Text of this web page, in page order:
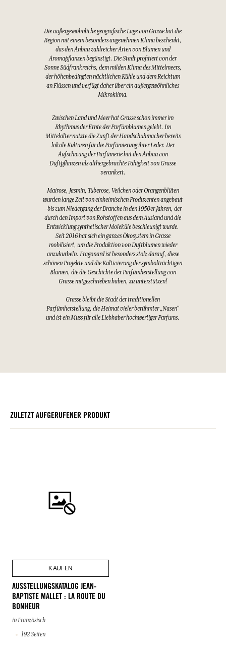
Die außergewöhnliche geografische Lage von Grasse hat die
Region mit einem besonders angenehmen Klima beschenkt,
das den Anbau zahlreicher Arten von Blumen und
Aromapflanzen begünstigt. Die Stadt profitiert von der
Sonne Südfrankreichs, dem milden Klima des Mittelmeers,
der höhenbedingten nächtlichen Kühle und dem Reichtum
an Flüssen und verfügt daher über ein außergewöhnliches
Mikroklima.
Zwischen Land und Meer hat Grasse schon immer im
Rhythmus der Ernte der Parfümblumen gelebt. Im
Mittelalter nutzte die Zunft der Handschuhmacher bereits
lokale Kulturen für die Parfümierung ihrer Leder. Der
Aufschwung der Parfümerie hat den Anbau von
Duftpflanzen als althergebrachte Fähigkeit von Grasse
verankert.
Mairose, Jasmin, Tuberose, Veilchen oder Orangenblüten
wurden lange Zeit von einheimischen Produzenten angebaut
– bis zum Niedergang der Branche in den 1950er Jahren, der
durch den Import von Rohstoffen aus dem Ausland und die
Entwicklung synthetischer Moleküle beschleunigt wurde.
Seit 2016 hat sich ein ganzes Ökosystem in Grasse
mobilisiert, um die Produktion von Duftblumen wieder
anzukurbeln. Fragonard ist besonders stolz darauf, diese
schönen Projekte und die Kultivierung der symbolträchtigen
Blumen, die die Geschichte der Parfümherstellung von
Grasse mitgeschrieben haben, zu unterstützen!
Grasse bleibt die Stadt der traditionellen
Parfümherstellung, die Heimat vieler berühmter „Nasen“
und ist ein Muss für alle Liebhaber hochwertiger Parfums.
ZULETZT AUFGERUFENER PRODUKT
KAUFEN
AUSSTELLUNGSKATALOG JEAN-
BAPTISTE MALLET : LA ROUTE DU
BONHEUR
in Französisch
192 Seiten